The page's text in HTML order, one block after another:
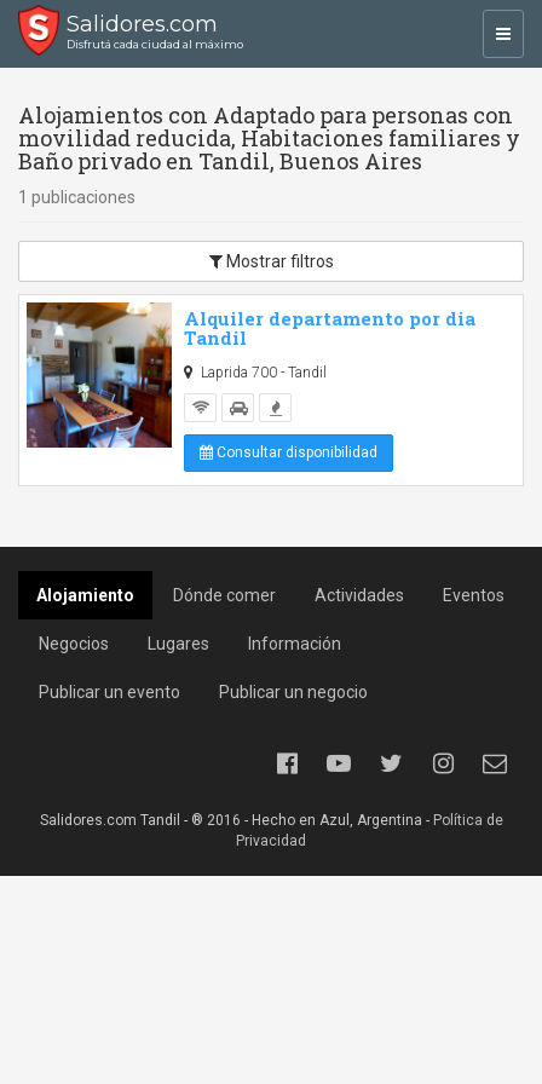
Salidores.com
Disfrutá cada ciudad al máximo
Alojamientos con Adaptado para personas con
movilidad reducida, Habitaciones familiares y
Baño privado en Tandil, Buenos Aires
1 publicaciones
Mostrar filtros
Alquiler departamento por dia
Tandil
Laprida 700 - Tandil
Consultar disponibilidad
Alojamiento Dónde comer Actividades Eventos
Negocios Lugares Información
Publicar un evento Publicar un negocio
Salidores.com Tandil - ® 2016 - Hecho en Azul, Argentina - Política de
Privacidad